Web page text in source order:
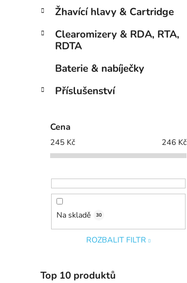
Žhavící hlavy & Cartridge
Clearomizery & RDA, RTA,
RDTA
Baterie & nabíječky
Příslušenství
Cena
245 Kč 246 Kč
Na skladě 30
ROZBALIT FILTR
Top 10 produktů